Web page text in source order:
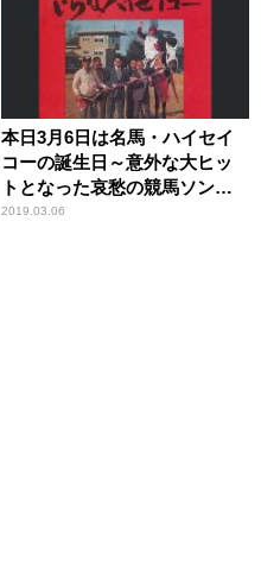
本日3月6日は名馬・ハイセイ
コーの誕生日～意外な大ヒッ
トとなった哀愁の競馬ソング
「さらばハイセイコー」
2019.03.06